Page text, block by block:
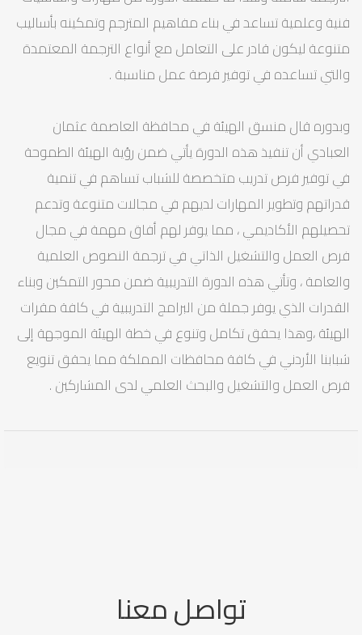
فنية وعلمية تساعد في بناء مفاهيم المترجم وتمكينه بأساليب
متنوعة ليكون قادر على التعامل مع أنواع الترجمة المعتمدة
والتي تساعده في توفير فرصة عمل مناسبة .
وبدوره قال منسق الهيئة في محافظة العاصمة عثمان
العبادي أن تنفيذ هذه الدورة يأتي ضمن رؤية الهيئة الطموحة
في توفير فرص تدريب متخصصة للشباب تساهم في تنمية
قدراتهم وتطوير المهارات لديهم في مجالات متنوعة وتدعم
تحصيلهم الأكاديمي ، مما يوفر لهم أفاق مهمة في مجال
فرص العمل والتشغيل الذاتي في ترجمة النصوص العلمية
والعامة ، وتأتي هذه الدورة التدريبية ضمن محور التمكين وبناء
القدرات الذي يوفر جملة من البرامج التدريبية في كافة مقرات
الهيئة ،وهذا يحقق تكامل وتنوع في خطة الهيئة الموجهة إلى
شبابنا الأردني في كافة محافظات المملكة مما يحقق تنويع
فرص العمل والتشغيل والبحث العلمي لدى المشاركين .
تواصل معنا